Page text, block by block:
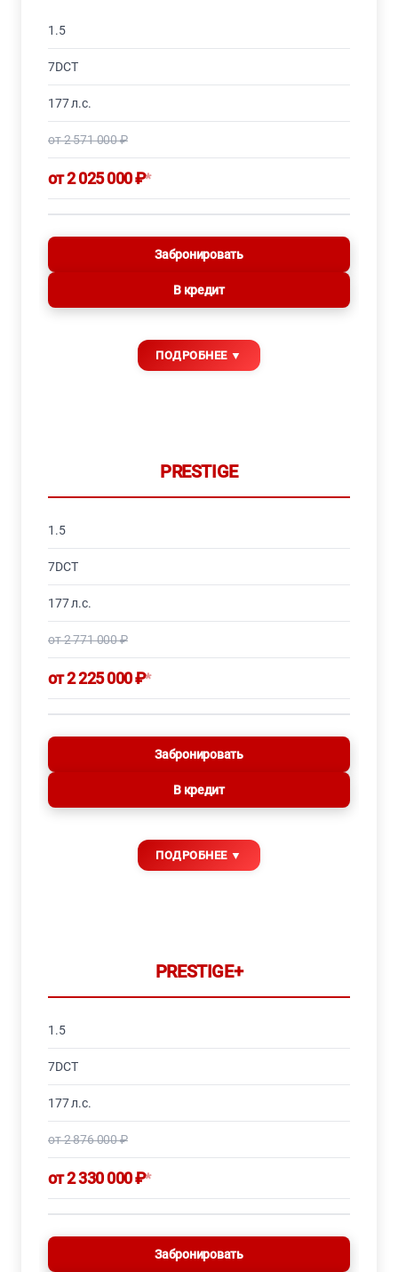
1.5
7DCT
177 л.с.
от 2 571 000 ₽
от 2 025 000 ₽*
Забронировать
В кредит
PRESTIGE
1.5
7DCT
177 л.с.
от 2 771 000 ₽
от 2 225 000 ₽*
Забронировать
В кредит
PRESTIGE+
1.5
7DCT
177 л.с.
от 2 876 000 ₽
от 2 330 000 ₽*
Забронировать